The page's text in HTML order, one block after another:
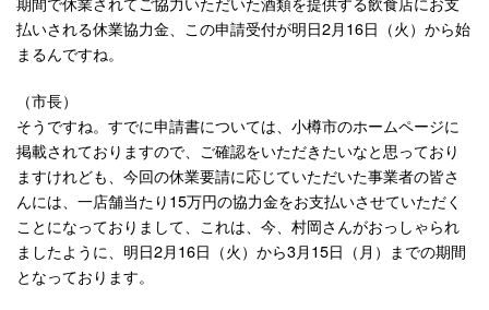
払いされる休業協力金、この申請受付が明日2月16日（火）から始
まるんですね。
（市長）
そうですね。すでに申請書については、小樽市のホームページに
掲載されておりますので、ご確認をいただきたいなと思っており
ますけれども、今回の休業要請に応じていただいた事業者の皆さ
んには、一店舗当たり15万円の協力金をお支払いさせていただく
ことになっておりまして、これは、今、村岡さんがおっしゃられ
ましたように、明日2月16日（火）から3月15日（月）までの期間
となっております。